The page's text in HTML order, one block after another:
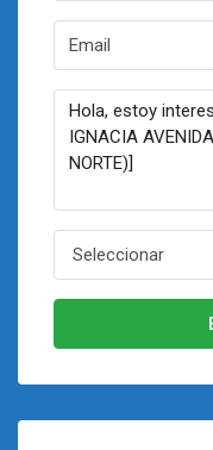
Seleccionar